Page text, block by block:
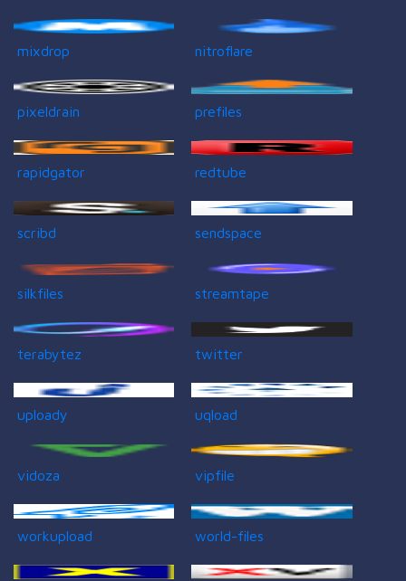
mixdrop nitroflare
pixeldrain prefiles
rapidgator redtube
scribd sendspace
silkfiles streamtape
terabytez twitter
uploady uqload
vidoza vipfile
workupload world-files